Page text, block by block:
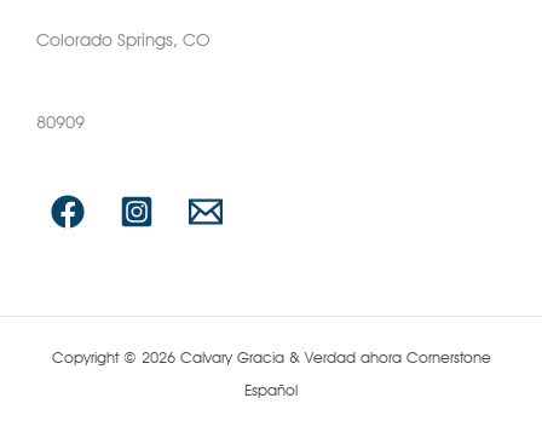
Colorado Springs, CO
80909
Copyright © 2026 Calvary Gracia & Verdad ahora Cornerstone
Español